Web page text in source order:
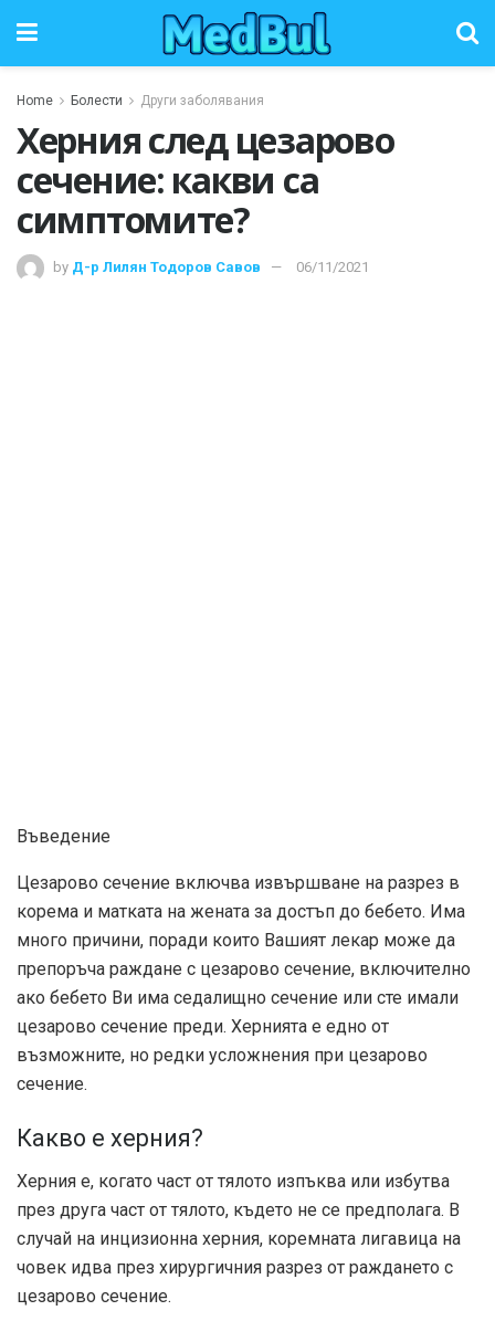
Home Болести Други заболявания
Херния след цезарово
сечение: какви са
симптомите?
by Д-р Лилян Тодоров Савов 06/11/2021
Въведение
Цезарово сечение включва извършване на разрез в
корема и матката на жената за достъп до бебето. Има
много причини, поради които Вашият лекар може да
препоръча раждане с цезарово сечение, включително
ако бебето Ви има седалищно сечение или сте имали
цезарово сечение преди. Хернията е едно от
възможните, но редки усложнения при цезарово
сечение.
Какво е херния?
Херния е, когато част от тялото изпъква или избутва
през друга част от тялото, където не се предполага. В
случай на инцизионна херния, коремната лигавица на
човек идва през хирургичния разрез от раждането с
цезарово сечение.